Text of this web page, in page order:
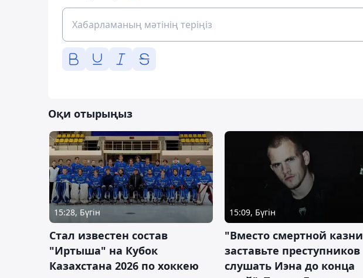
Оқи отырыңыз
15:28, Бүгін
Стал известен состав
"Иртыша" на Кубок
Казахстана 2026 по хоккею
15:09, Бүгін
"Вместо смертной казни
заставьте преступников
слушать Иэна до конца